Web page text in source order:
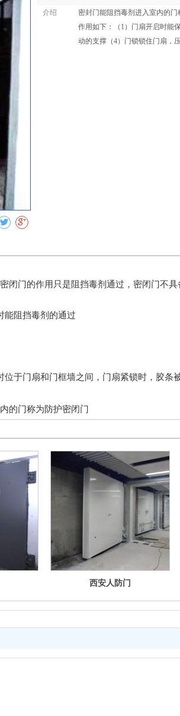
介绍
密封门能阻挡毒剂进入室内的
作用如下：（1）门扇开启时能
动的支撑（4）门锁锁住门扇，
闭门的作用只是阻挡毒剂通过，密闭门不具
阻挡毒剂的通过
于门扇和门框墙之间，门扇紧锁时，胶条
的门称为防护密闭门
西安人防门